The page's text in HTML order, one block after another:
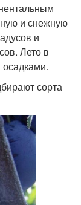
и снежную
и
Лето в
сорта